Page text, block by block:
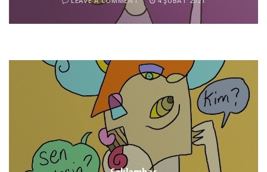
Tel İnsan
LEAVE A COMMENT 4 ŞUBAT 2021